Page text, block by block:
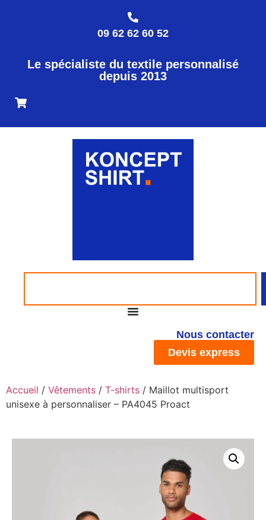
09 62 62 60 52
Le spécialiste du textile personnalisé
depuis 2013
Nous contacter
Devis express
Accueil / Vêtements / T-shirts / Maillot multisport
unisexe à personnaliser – PA4045 Proact